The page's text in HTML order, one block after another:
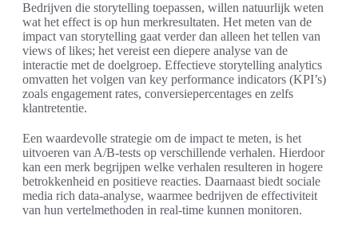
Bedrijven die storytelling toepassen, willen natuurlijk weten
wat het effect is op hun merkresultaten. Het meten van de
impact van storytelling gaat verder dan alleen het tellen van
views of likes; het vereist een diepere analyse van de
interactie met de doelgroep. Effectieve storytelling analytics
omvatten het volgen van key performance indicators (KPI’s)
zoals engagement rates, conversiepercentages en zelfs
klantretentie.
Een waardevolle strategie om de impact te meten, is het
uitvoeren van A/B-tests op verschillende verhalen. Hierdoor
kan een merk begrijpen welke verhalen resulteren in hogere
betrokkenheid en positieve reacties. Daarnaast biedt sociale
media rich data-analyse, waarmee bedrijven de effectiviteit
van hun vertelmethoden in real-time kunnen monitoren.